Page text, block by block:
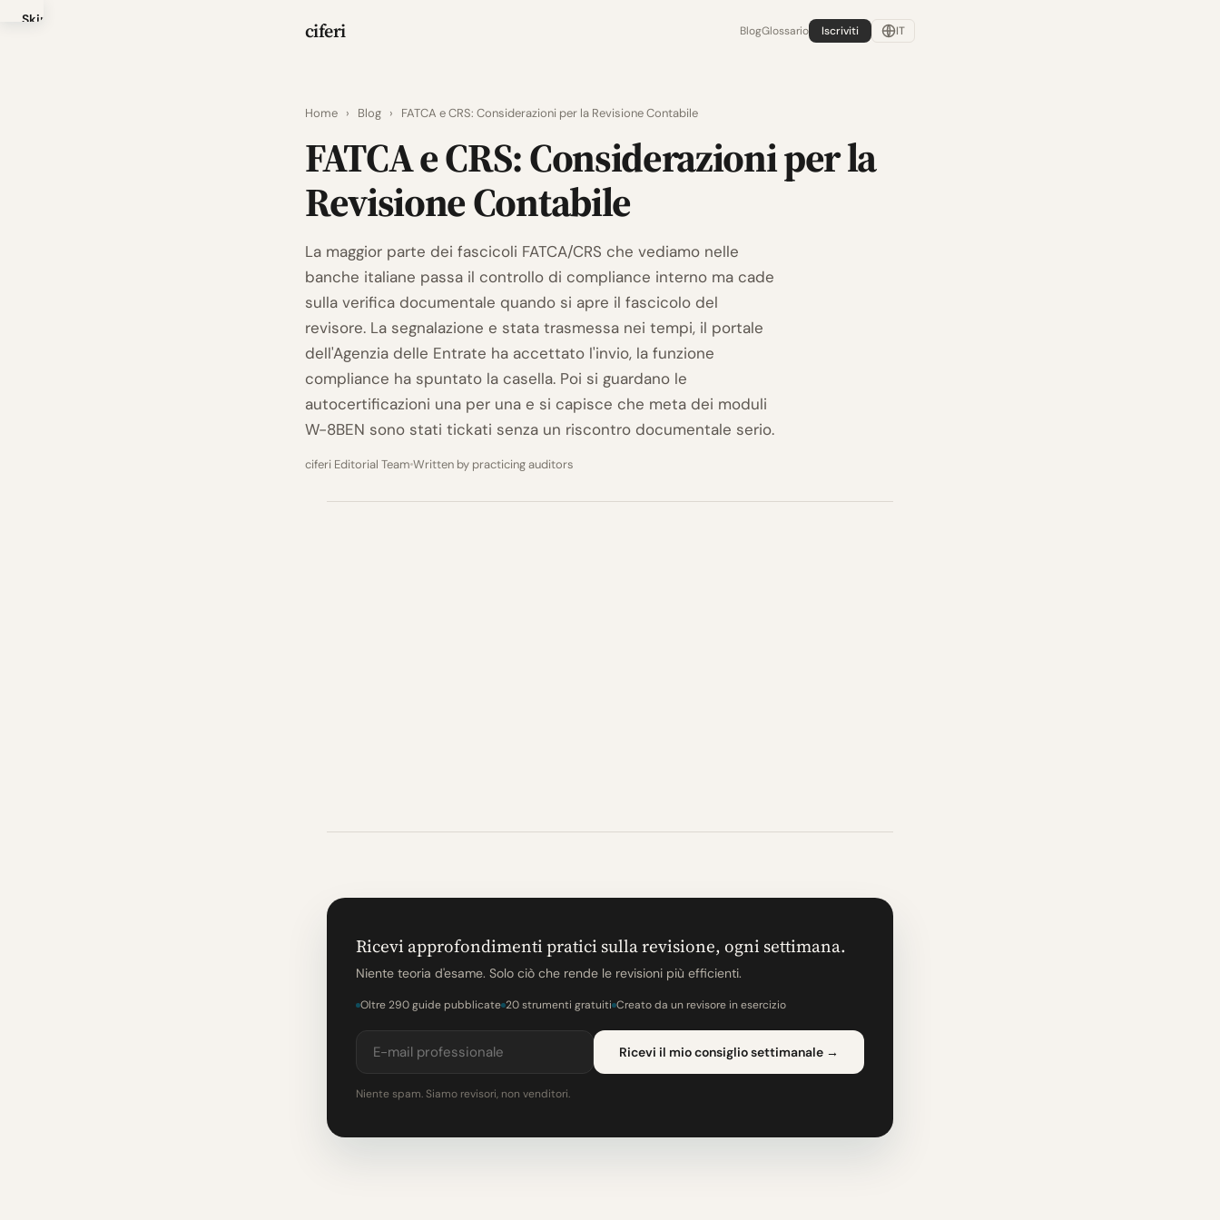
Skip
ciferi BlogGlossario Iscriviti IT
Home › Blog › FATCA e CRS: Considerazioni per la Revisione Contabile
FATCA e CRS: Considerazioni per la
Revisione Contabile
La maggior parte dei fascicoli FATCA/CRS che vediamo nelle
banche italiane passa il controllo di compliance interno ma cade
sulla verifica documentale quando si apre il fascicolo del
revisore. La segnalazione e stata trasmessa nei tempi, il portale
dell'Agenzia delle Entrate ha accettato l'invio, la funzione
compliance ha spuntato la casella. Poi si guardano le
autocertificazioni una per una e si capisce che meta dei moduli
W-8BEN sono stati tickati senza un riscontro documentale serio.
ciferi Editorial Team Written by practicing auditors
Ricevi approfondimenti pratici sulla revisione, ogni settimana.
Niente teoria d'esame. Solo ciò che rende le revisioni più efficienti.
Oltre 290 guide pubblicate 20 strumenti gratuiti Creato da un revisore in esercizio
Ricevi il mio consiglio settimanale →
Niente spam. Siamo revisori, non venditori.